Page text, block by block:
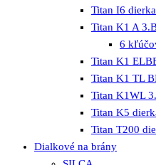
Titan I6
Titan K1 A
6
Titan K1
Titan K1 TL
Titan K1WL
Titan K5
Titan T200
Dialkové na brány